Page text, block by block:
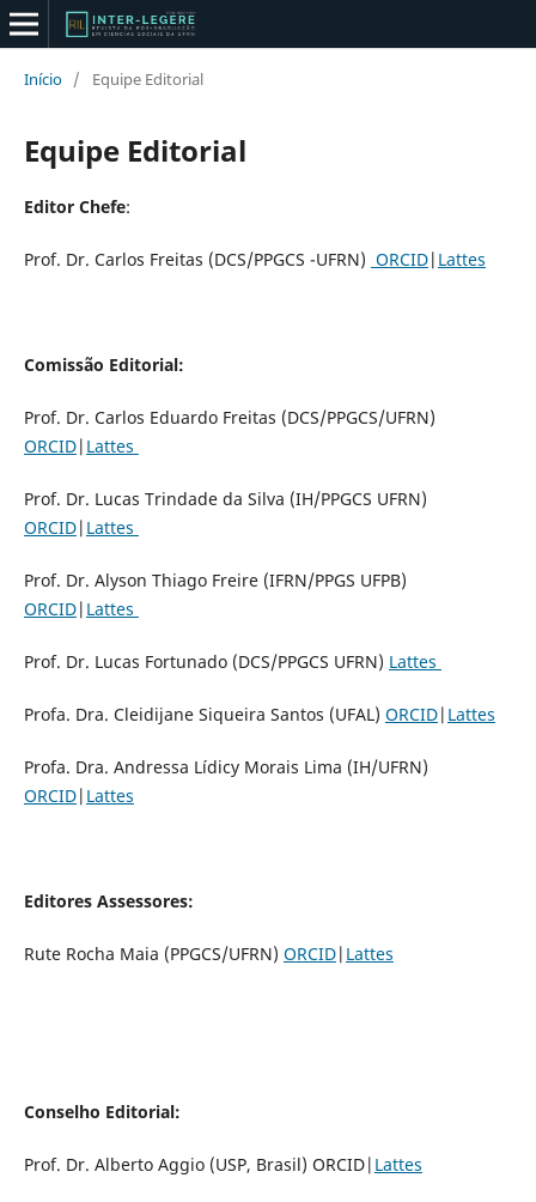
Início / Equipe Editorial
Equipe Editorial
Editor Chefe:
Prof. Dr. Carlos Freitas (DCS/PPGCS -UFRN) ORCID| Lattes
Comissão Editorial:
Prof. Dr. Carlos Eduardo Freitas (DCS/PPGCS/UFRN)
ORCID| Lattes
Prof. Dr. Lucas Trindade da Silva (IH/PPGCS UFRN)
ORCID| Lattes
Prof. Dr. Alyson Thiago Freire (IFRN/PPGS UFPB)
ORCID| Lattes
Prof. Dr. Lucas Fortunado (DCS/PPGCS UFRN) Lattes
Profa. Dra. Cleidijane Siqueira Santos (UFAL) ORCID| Lattes
Profa. Dra. Andressa Lídicy Morais Lima (IH/UFRN)
ORCID| Lattes
Editores Assessores:
Rute Rocha Maia (PPGCS/UFRN) ORCID| Lattes
Conselho Editorial:
Prof. Dr. Alberto Aggio (USP, Brasil) ORCID| Lattes